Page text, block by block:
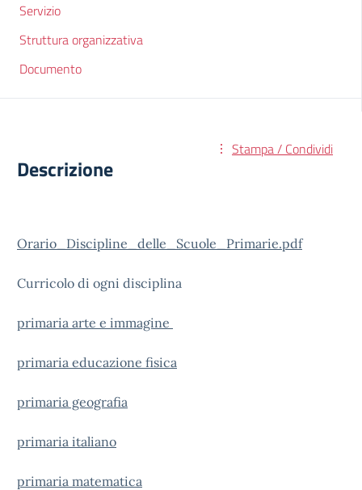
Servizio
Struttura organizzativa
Documento
Stampa / Condividi
Descrizione
Orario_Discipline_delle_Scuole_Primarie.pdf
Curricolo di ogni disciplina
primaria arte e immagine
primaria educazione fisica
primaria geografia
primaria italiano
primaria matematica